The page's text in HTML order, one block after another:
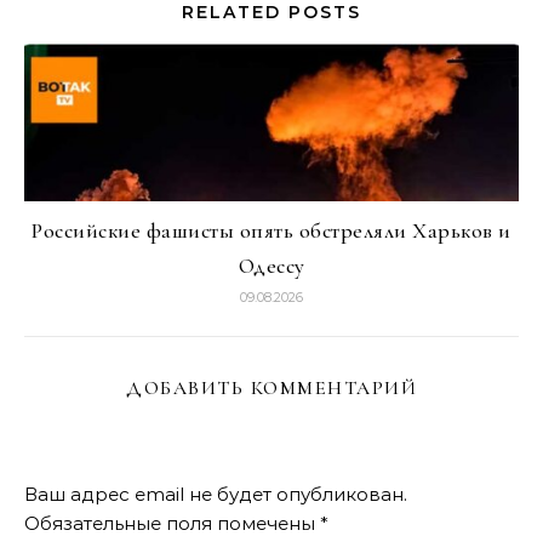
RELATED POSTS
Российские фашисты опять обстреляли Харьков и
Одессу
09.08.2026
ДОБАВИТЬ КОММЕНТАРИЙ
Ваш адрес email не будет опубликован.
Обязательные поля помечены *